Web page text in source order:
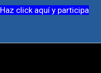
Haz click aquí y participa